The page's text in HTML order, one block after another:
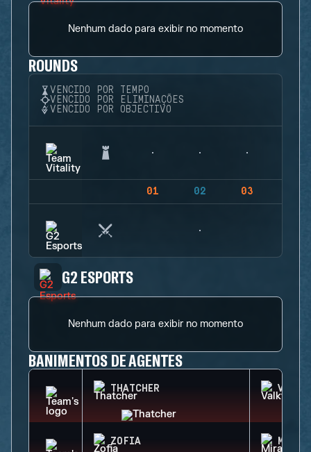
Nenhum dado para exibir no momento
ROUNDS
VENCIDO POR TEMPO
VENCIDO POR ELIMINAÇÕES
VENCIDO POR OBJECTIVO
01 02 03
G2 ESPORTS
Nenhum dado para exibir no momento
BANIMENTOS DE AGENTES
THATCHER
ZOFIA MIRA